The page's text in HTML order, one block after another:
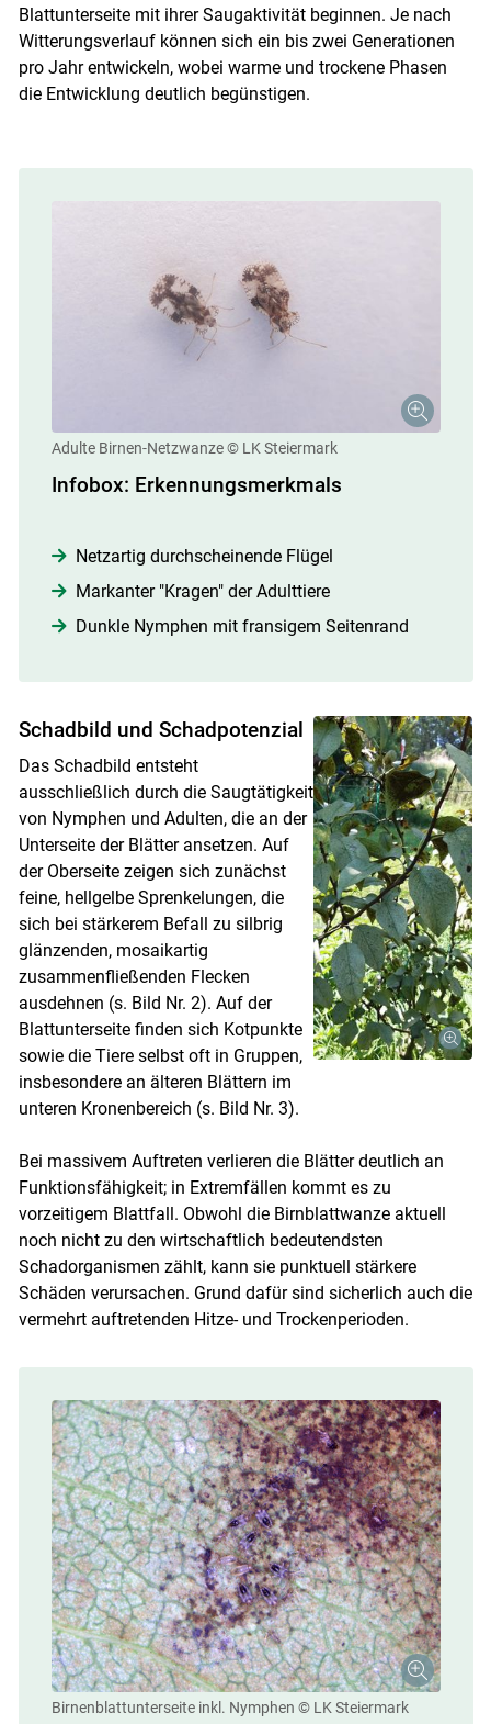
Skip to main content
Blattunterseite mit ihrer Saugaktivität beginnen. Je nach
Witterungsverlauf können sich ein bis zwei Generationen
pro Jahr entwickeln, wobei warme und trockene Phasen
die Entwicklung deutlich begünstigen.
Adulte Birnen-Netzwanze © LK Steiermark
Infobox: Erkennungsmerkmals
Netzartig durchscheinende Flügel
Markanter "Kragen" der Adulttiere
Dunkle Nymphen mit fransigem Seitenrand
Schadbild und Schadpotenzial
Das Schadbild entsteht
ausschließlich durch die Saugtätigkeit
von Nymphen und Adulten, die an der
Unterseite der Blätter ansetzen. Auf
der Oberseite zeigen sich zunächst
feine, hellgelbe Sprenkelungen, die
sich bei stärkerem Befall zu silbrig
glänzenden, mosaikartig
zusammenfließenden Flecken
ausdehnen (s. Bild Nr. 2). Auf der
Blattunterseite finden sich Kotpunkte
sowie die Tiere selbst oft in Gruppen,
insbesondere an älteren Blättern im
unteren Kronenbereich (s. Bild Nr. 3).
Bei massivem Auftreten verlieren die Blätter deutlich an
Funktionsfähigkeit; in Extremfällen kommt es zu
vorzeitigem Blattfall. Obwohl die Birnblattwanze aktuell
noch nicht zu den wirtschaftlich bedeutendsten
Schadorganismen zählt, kann sie punktuell stärkere
Schäden verursachen. Grund dafür sind sicherlich auch die
vermehrt auftretenden Hitze- und Trockenperioden.
Birnenblattunterseite inkl. Nymphen © LK Steiermark